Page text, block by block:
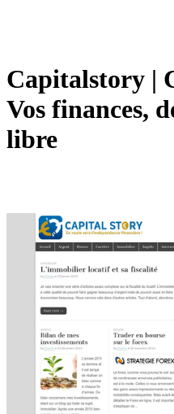
Capitalstory |
Vos finances,
libre